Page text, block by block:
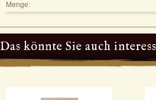
Menge:
Das könnte Sie auch